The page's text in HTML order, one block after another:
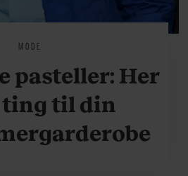
MODE
pasteller: Her
ting til din